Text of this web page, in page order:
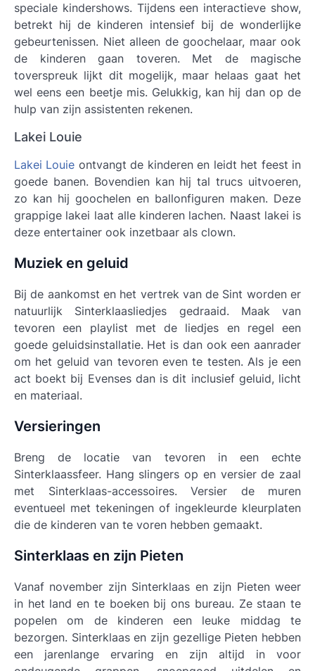
speciale kindershows. Tijdens een interactieve show,
betrekt hij de kinderen intensief bij de wonderlijke
gebeurtenissen. Niet alleen de goochelaar, maar ook
de kinderen gaan toveren. Met de magische
toverspreuk lijkt dit mogelijk, maar helaas gaat het
wel eens een beetje mis. Gelukkig, kan hij dan op de
hulp van zijn assistenten rekenen.
Lakei Louie
Lakei Louie ontvangt de kinderen en leidt het feest in
goede banen. Bovendien kan hij tal trucs uitvoeren,
zo kan hij goochelen en ballonfiguren maken. Deze
grappige lakei laat alle kinderen lachen. Naast lakei is
deze entertainer ook inzetbaar als clown.
Muziek en geluid
Bij de aankomst en het vertrek van de Sint worden er
natuurlijk Sinterklaasliedjes gedraaid. Maak van
tevoren een playlist met de liedjes en regel een
goede geluidsinstallatie. Het is dan ook een aanrader
om het geluid van tevoren even te testen. Als je een
act boekt bij Evenses dan is dit inclusief geluid, licht
en materiaal.
Versieringen
Breng de locatie van tevoren in een echte
Sinterklaassfeer. Hang slingers op en versier de zaal
met Sinterklaas-accessoires. Versier de muren
eventueel met tekeningen of ingekleurde kleurplaten
die de kinderen van te voren hebben gemaakt.
Sinterklaas en zijn Pieten
Vanaf november zijn Sinterklaas en zijn Pieten weer
in het land en te boeken bij ons bureau. Ze staan te
popelen om de kinderen een leuke middag te
bezorgen. Sinterklaas en zijn gezellige Pieten hebben
een jarenlange ervaring en zijn altijd in voor